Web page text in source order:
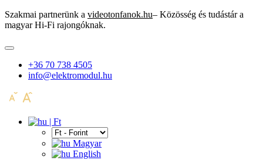
Szakmai partnerünk a videotonfanok.hu– Közösség és tudástár a
magyar Hi-Fi rajongóknak.
+36 70 738 4505
info@elektromodul.hu
| Ft
Magyar
English